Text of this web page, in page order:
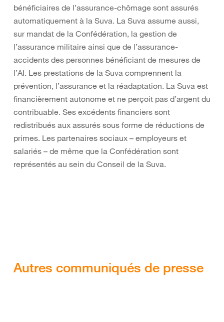
bénéficiaires de l’assurance-chômage sont assurés
automatiquement à la Suva. La Suva assume aussi,
sur mandat de la Confédération, la gestion de
l’assurance militaire ainsi que de l’assurance-
accidents des personnes bénéficiant de mesures de
l’AI. Les prestations de la Suva comprennent la
prévention, l’assurance et la réadaptation. La Suva est
financièrement autonome et ne perçoit pas d’argent du
contribuable. Ses excédents financiers sont
redistribués aux assurés sous forme de réductions de
primes. Les partenaires sociaux – employeurs et
salariés – de même que la Confédération sont
représentés au sein du Conseil de la Suva.
Autres communiqués de presse